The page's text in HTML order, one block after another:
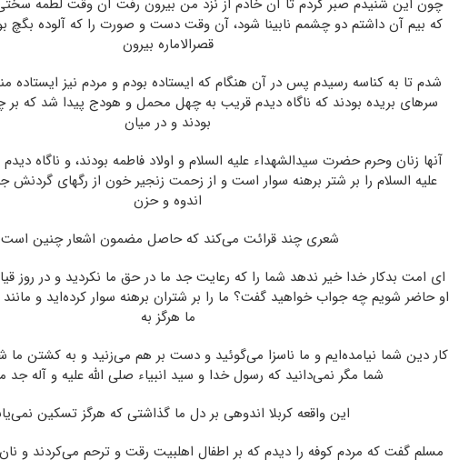
چون این شنیدم صبر کردم تا آن خادم از نزد من بیرون رفت آن وقت لطمه
که بیم آن داشتم دو چشمم نابینا شود، آن وقت دست و صورت را که آلوده
قصرالاماره بیرون
شدم تا به کناسه رسیدم پس در آن هنگام که ایستاده بودم و مردم نیز ایستاده
سرهای بریده بودند که ناگاه دیدم قریب به چهل محمل و هودج پیدا شد که
بودند و در میان
آنها زنان وحرم حضرت سیدالشهداء علیه السلام و اولاد فاطمه بودند، و ناگاه
علیه السلام را بر شتر برهنه سوار است و از زحمت زنجیر خون از رگهای
اندوه و حزن
شعری چند قرائت می‌کند که حاصل مضمون اشعار چنین
ای امت بدکار خدا خیر ندهد شما را که رعایت جد ما در حق ما نکردید و در روز
او حاضر شویم چه جواب خواهید گفت؟ ما را بر شتران برهنه سوار کرده‌اید و مانند
ما هرگز به
کار دین شما نیامده‌ایم و ما ناسزا می‌گوئید و دست بر هم می‌زنید و به کشتن ما
شما مگر نمی‌دانید که رسول خدا و سید انبیاء صلی الله علیه و آله
این واقعه کربلا اندوهی بر دل ما گذاشتی که هرگز تسکین
مسلم گفت که مردم کوفه را دیدم که بر اطفال اهلبیت رقت و ترحم می‌کردند و